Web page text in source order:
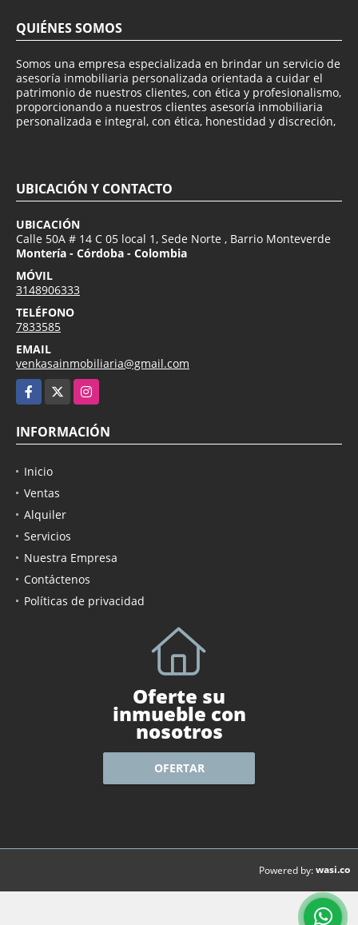
QUIÉNES SOMOS
Somos una empresa especializada en brindar un servicio de
asesoría inmobiliaria personalizada orientada a cuidar el
patrimonio de nuestros clientes, con ética y profesionalismo,
proporcionando a nuestros clientes asesoría inmobiliaria
personalizada e integral, con ética, honestidad y discreción,
UBICACIÓN Y CONTACTO
UBICACIÓN
Calle 50A # 14 C 05 local 1, Sede Norte , Barrio Monteverde
Montería - Córdoba - Colombia
MÓVIL
3148906333
TELÉFONO
7833585
EMAIL
venkasainmobiliaria@gmail.com
Facebook
Instagram
INFORMACIÓN
Inicio
Ventas
Alquiler
Servicios
Nuestra Empresa
Contáctenos
Políticas de privacidad
Oferte su
inmueble con
nosotros
OFERTAR
Powered by:wasi.co